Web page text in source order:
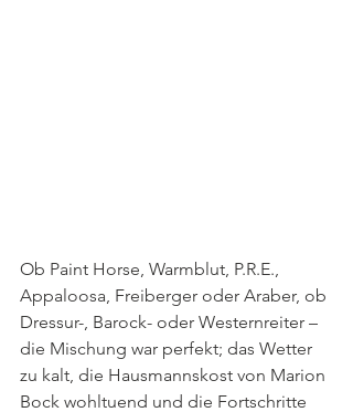
Ob Paint Horse, Warmblut, P.R.E.,
Appaloosa, Freiberger oder Araber, ob
Dressur-, Barock- oder Westernreiter –
die Mischung war perfekt; das Wetter
zu kalt, die Hausmannskost von Marion
Bock wohltuend und die Fortschritte